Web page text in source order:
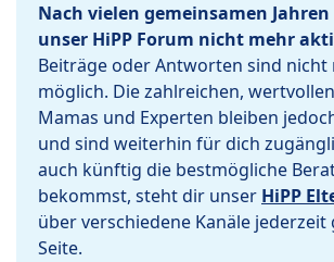
Nach vielen gemeinsamen
unser HiPP Forum nicht mehr
Beiträge oder Antworten sind nicht
möglich. Die zahlreichen,
Mamas und Experten bleiben
und sind weiterhin für dich
auch künftig die bestmögliche
bekommst, steht dir unser HiPP
über verschiedene Kanäle jederzeit
Seite.